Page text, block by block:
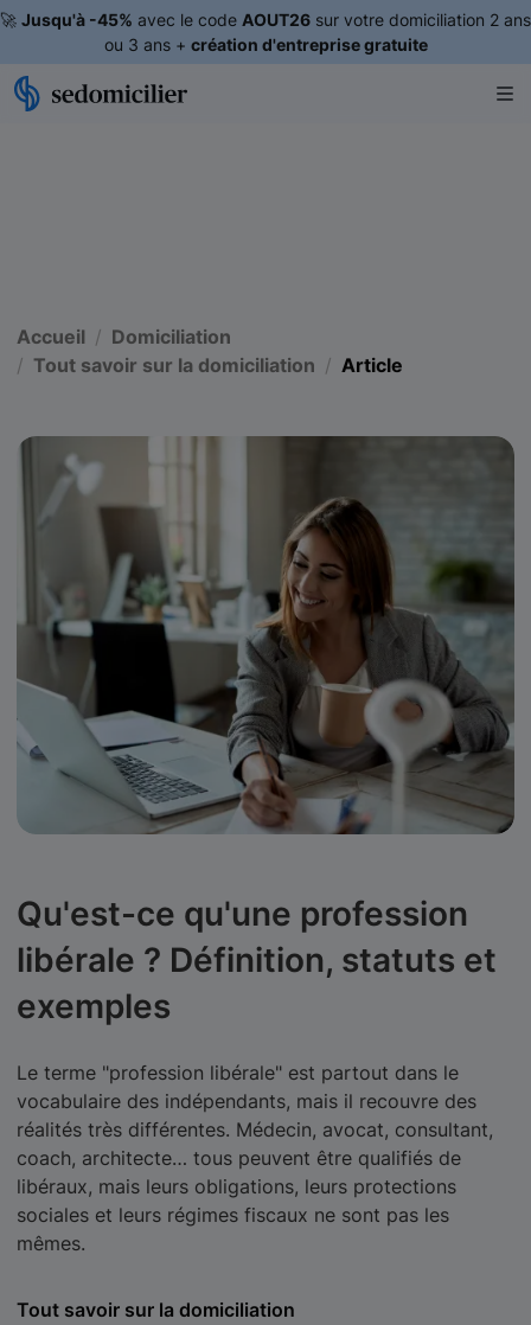
🚀 Jusqu'à -45% avec le code AOUT26 sur votre domiciliation 2 ans
ou 3 ans + création d'entreprise gratuite
Accueil
Domiciliation
Tout savoir sur la domiciliation
Article
Qu'est-ce qu'une profession
libérale ? Définition, statuts et
exemples
Le terme "profession libérale" est partout dans le
vocabulaire des indépendants, mais il recouvre des
réalités très différentes. Médecin, avocat, consultant,
coach, architecte… tous peuvent être qualifiés de
libéraux, mais leurs obligations, leurs protections
sociales et leurs régimes fiscaux ne sont pas les
mêmes.
Tout savoir sur la domiciliation